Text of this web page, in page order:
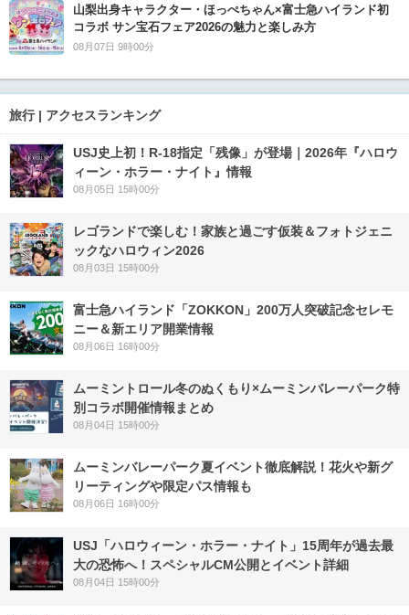
山梨出身キャラクター・ほっぺちゃん×富士急ハイランド初
コラボ サン宝石フェア2026の魅力と楽しみ方
08月07日 9時00分
旅行 | アクセスランキング
USJ史上初！R-18指定「残像」が登場｜2026年『ハロウ
ィーン・ホラー・ナイト』情報
08月05日 15時00分
レゴランドで楽しむ！家族と過ごす仮装＆フォトジェニ
ックなハロウィン2026
08月03日 15時00分
富士急ハイランド「ZOKKON」200万人突破記念セレモ
ニー＆新エリア開業情報
08月06日 16時00分
ムーミントロール冬のぬくもり×ムーミンバレーパーク特
別コラボ開催情報まとめ
08月04日 15時00分
ムーミンバレーパーク夏イベント徹底解説！花火や新グ
リーティングや限定パス情報も
08月06日 16時00分
USJ「ハロウィーン・ホラー・ナイト」15周年が過去最
大の恐怖へ！スペシャルCM公開とイベント詳細
08月04日 15時00分